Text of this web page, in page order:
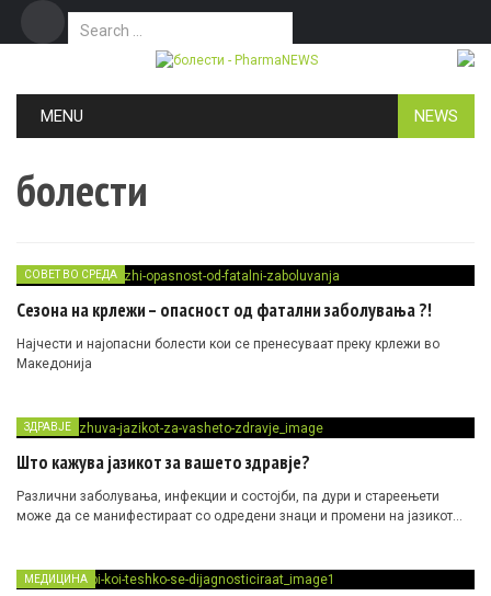
Search for:
MENU NEWS
болести
СОВЕТ ВО СРЕДА
Сезона на крлежи – опасност од фатални заболувања ?!
Најчести и најопасни болести кои се пренесуваат преку крлежи во
Македонија
ЗДРАВЈЕ
Што кажува јазикот за вашето здравје?
Различни заболувања, инфекции и состојби, па дури и стареењети
може да се манифестираат со одредени знаци и промени на јазикот…
МЕДИЦИНА